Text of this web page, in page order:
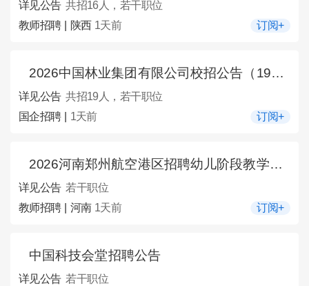
详见公告 共招16人，若干职位
教师招聘 | 陕西 1天前 订阅+
2026中国林业集团有限公司校招公告（19人）
详见公告 共招19人，若干职位
国企招聘 | 1天前 订阅+
2026河南郑州航空港区招聘幼儿阶段教学辅助人员公告
详见公告 若干职位
教师招聘 | 河南 1天前 订阅+
中国科技会堂招聘公告
详见公告 若干职位